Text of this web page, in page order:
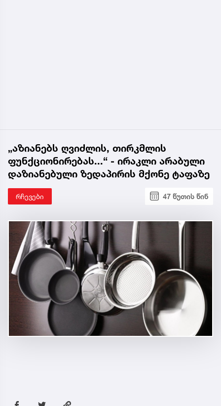
„აზიანებს ღვიძლის, თირკმლის
ფუნქციონირებას...“ - ირაკლი არაბული
დაზიანებული ზედაპირის მქონე ტაფაზე
რჩევები 47 წუთის წინ